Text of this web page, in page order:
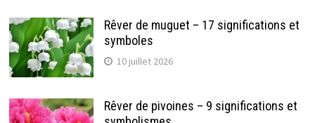
Rêver de muguet – 17 significations et
symboles
10 juillet 2026
Rêver de pivoines – 9 significations et